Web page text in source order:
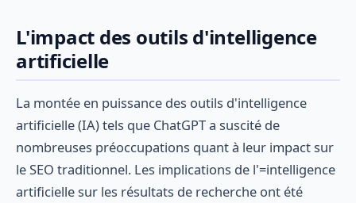
L'impact des outils d'intelligence
artificielle
La montée en puissance des outils d'intelligence
artificielle (IA) tels que ChatGPT a suscité de
nombreuses préoccupations quant à leur impact sur
le SEO traditionnel. Les implications de l'=intelligence
artificielle sur les résultats de recherche ont été